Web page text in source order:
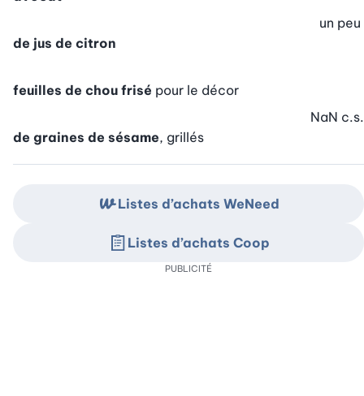
de jus de citron
un peu
feuilles de chou frisé pour le décor
de graines de sésame, grillés
NaN c.s.
Listes d’achats WeNeed
Listes d’achats Coop
PUBLICITÉ